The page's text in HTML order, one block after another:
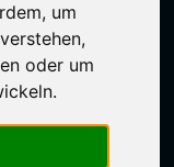
um
oder um